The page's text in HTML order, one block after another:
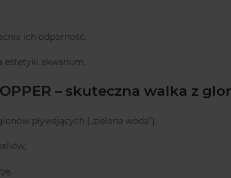
ich odporność.
estetyki akwarium.
– skuteczna walka z
pływających („zielona woda”):